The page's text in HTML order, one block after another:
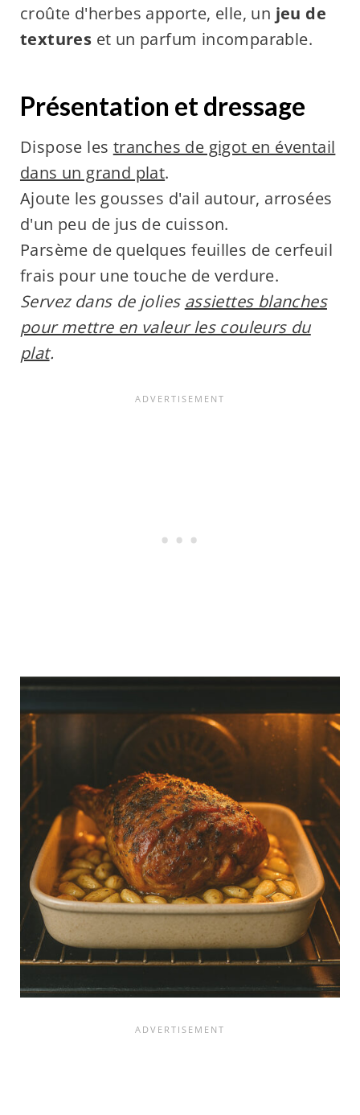
croûte d'herbes apporte, elle, un jeu de
textures et un parfum incomparable.
Présentation et dressage
Dispose les tranches de gigot en éventail
dans un grand plat.
Ajoute les gousses d'ail autour, arrosées
d'un peu de jus de cuisson.
Parsème de quelques feuilles de cerfeuil
frais pour une touche de verdure.
Servez dans de jolies assiettes blanches
pour mettre en valeur les couleurs du
plat.